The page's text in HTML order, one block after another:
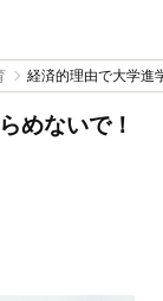
経済的理由で大学進
めないで！